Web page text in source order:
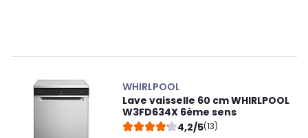
WHIRLPOOL
Lave vaisselle 60 cm WHIRLPOOL
W3FD634X 6ème sens
4,2/5(13)